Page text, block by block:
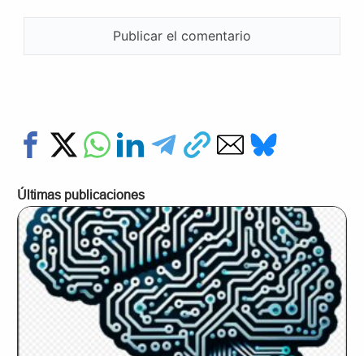
Últimas publicaciones